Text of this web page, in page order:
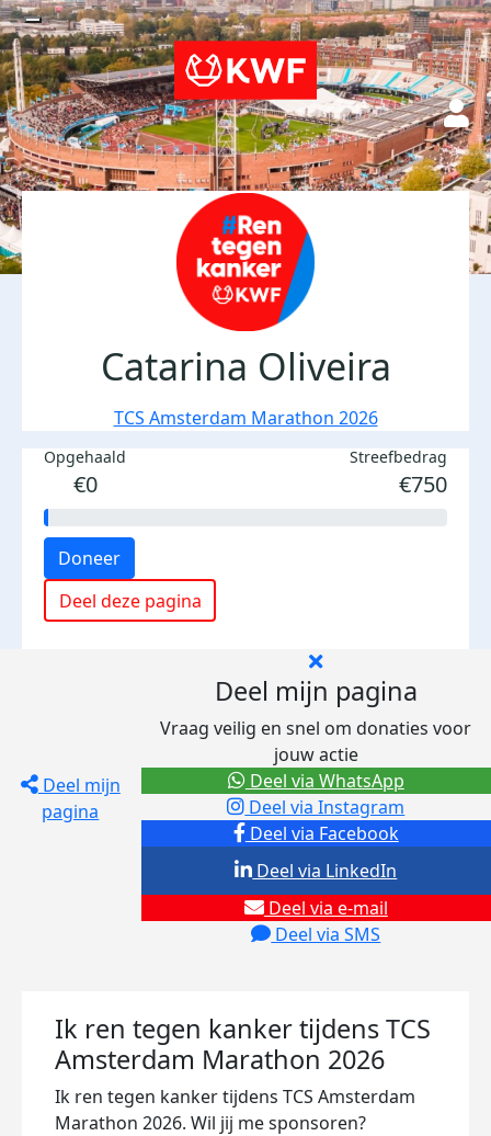
Catarina Oliveira
TCS Amsterdam Marathon 2026
Opgehaald
€0
Streefbedrag
€750
Doneer
Deel deze pagina
Deel mijn
pagina
Deel mijn pagina
Vraag veilig en snel om donaties voor
jouw actie
Deel via Facebook
Deel via Instagram
Deel via e-mail
Deel via SMS
Deel via LinkedIn
Deel via WhatsApp
Ik ren tegen kanker tijdens TCS
Amsterdam Marathon 2026
Ik ren tegen kanker tijdens TCS Amsterdam
Marathon 2026. Wil jij me sponsoren?